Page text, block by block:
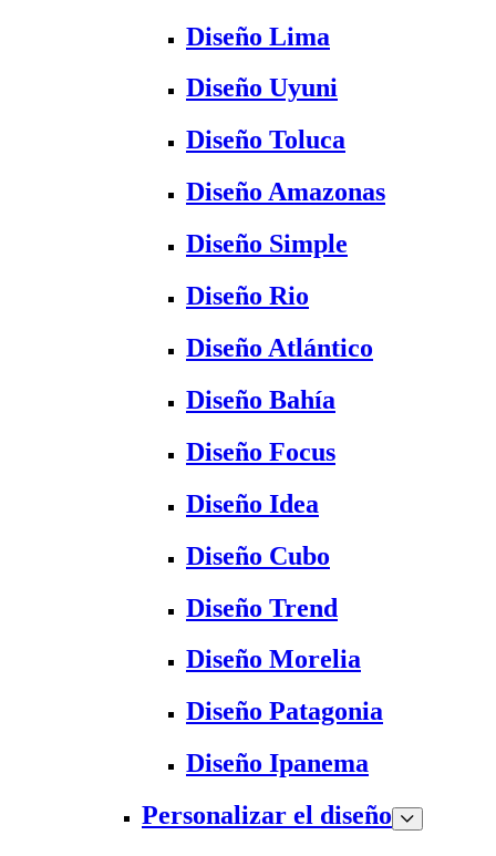
Diseño Lima
Diseño Uyuni
Diseño Toluca
Diseño Amazonas
Diseño Simple
Diseño Rio
Diseño Atlántico
Diseño Bahía
Diseño Focus
Diseño Idea
Diseño Cubo
Diseño Trend
Diseño Morelia
Diseño Patagonia
Diseño Ipanema
Personalizar el diseño